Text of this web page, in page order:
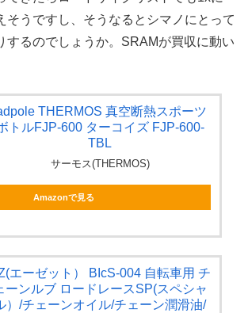
そうですし、そうなるとシマノにとって
するのでしょうか。SRAMが買収に動い
THERMOS 真空断熱スポーツ
トルFJP-600 ターコイズ FJP-600-
TBL
サーモス(THERMOS)
Amazonで見る
エーゼット） BIcS-004 自転車用 チ
ーンルブ ロードレースSP(スペシャ
）/チェーンオイル/チェーン潤滑油/